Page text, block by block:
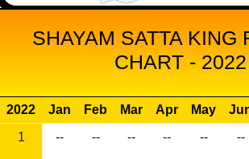
SHAYAM SATTA KING
CHART - 2022
2022 Jan Feb Mar Apr May
1
-- -- -- -- -- --